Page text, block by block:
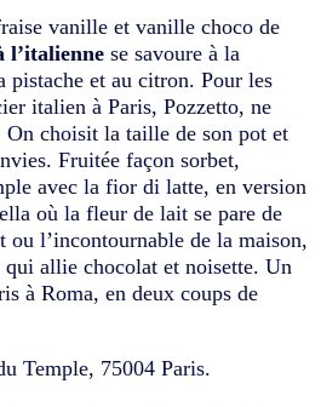
vanille et vanille choco de
l’italienne se savoure à la
pistache et au citron. Pour les
italien à Paris, Pozzetto, ne
choisit la taille de son pot et
Fruitée façon sorbet,
avec la fior di latte, en version
où la fleur de lait se pare de
ou l’incontournable de la maison,
allie chocolat et noisette. Un
à Roma, en deux coups de
Temple, 75004 Paris.